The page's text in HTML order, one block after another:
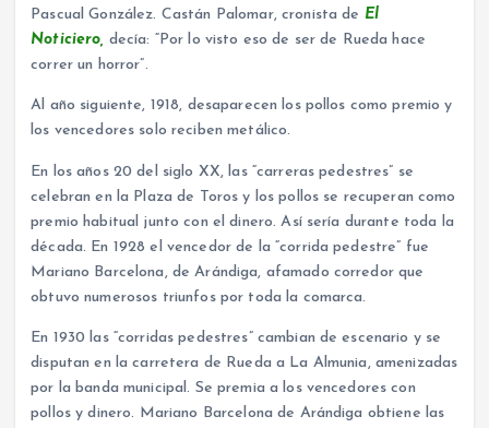
Pascual González. Castán Palomar, cronista de El
Noticiero, decía: “Por lo visto eso de ser de Rueda hace
correr un horror”.
Al año siguiente, 1918, desaparecen los pollos como premio y
los vencedores solo reciben metálico.
En los años 20 del siglo XX, las “carreras pedestres” se
celebran en la Plaza de Toros y los pollos se recuperan como
premio habitual junto con el dinero. Así sería durante toda la
década. En 1928 el vencedor de la “corrida pedestre” fue
Mariano Barcelona, de Arándiga, afamado corredor que
obtuvo numerosos triunfos por toda la comarca.
En 1930 las “corridas pedestres” cambian de escenario y se
disputan en la carretera de Rueda a La Almunia, amenizadas
por la banda municipal. Se premia a los vencedores con
pollos y dinero. Mariano Barcelona de Arándiga obtiene las